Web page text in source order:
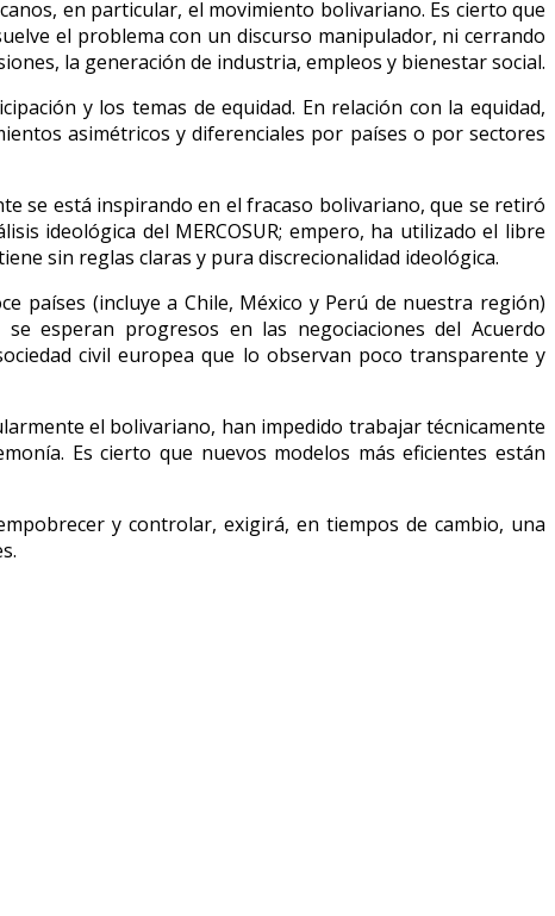
en particular, el movimiento bolivariano. Es cierto que
el problema con un discurso manipulador, ni cerrando
la generación de industria, empleos y bienestar social.
y los temas de equidad. En relación con la equidad,
asimétricos y diferenciales por países o por sectores
se está inspirando en el fracaso bolivariano, que se retiró
ideológica del MERCOSUR; empero, ha utilizado el libre
sin reglas claras y pura discrecionalidad ideológica.
países (incluye a Chile, México y Perú de nuestra región)
esperan progresos en las negociaciones del Acuerdo
civil europea que lo observan poco transparente y
el bolivariano, han impedido trabajar técnicamente
Es cierto que nuevos modelos más eficientes están
y controlar, exigirá, en tiempos de cambio, una